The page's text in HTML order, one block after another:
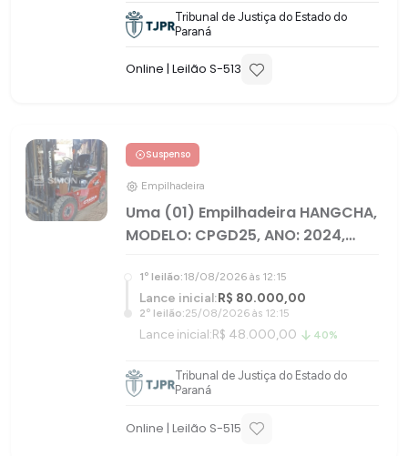
Tribunal de Justiça do Estado do
Paraná
Online | Leilão S-513
Suspenso
Empilhadeira
Uma (01) Empilhadeira HANGCHA,
MODELO: CPGD25, ANO: 2024,
18BD08103,
1º leilão:18/08/2026 às 12:15
Lance inicial:R$ 80.000,00
2º leilão:25/08/2026 às 12:15
Lance inicial:R$ 48.000,00 40%
Tribunal de Justiça do Estado do
Paraná
Online | Leilão S-515